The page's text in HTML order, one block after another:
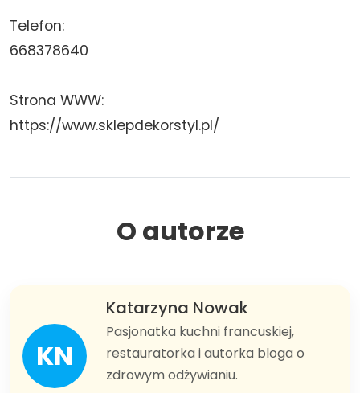
Telefon:
668378640
Strona WWW:
https://www.sklepdekorstyl.pl/
O autorze
KN
Katarzyna Nowak
Pasjonatka kuchni francuskiej,
restauratorka i autorka bloga o
zdrowym odżywianiu.